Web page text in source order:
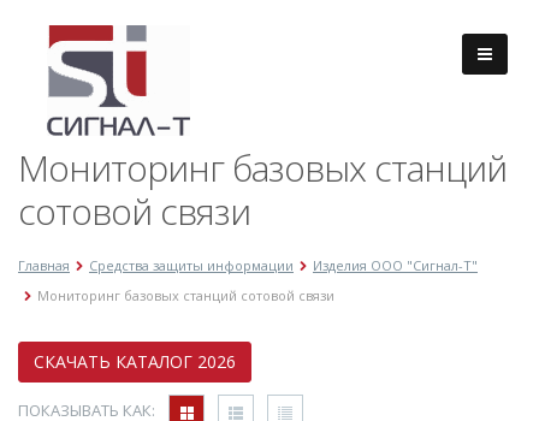
Мониторинг базовых станций
сотовой связи
Главная Средства защиты информации
Изделия ООО "Сигнал-Т"
Мониторинг базовых станций сотовой связи
СКАЧАТЬ КАТАЛОГ 2026
ПОКАЗЫВАТЬ КАК: